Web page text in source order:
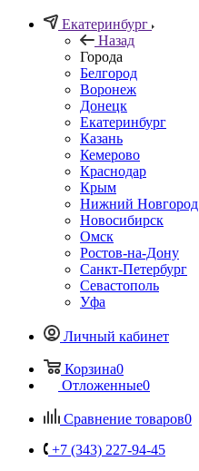
Екатеринбург
Назад
Города
Белгород
Воронеж
Донецк
Екатеринбург
Казань
Кемерово
Краснодар
Крым
Нижний Новгород
Новосибирск
Омск
Ростов-на-Дону
Санкт-Петербург
Севастополь
Уфа
Личный кабинет
Корзина0
Отложенные0
Сравнение товаров0
+7 (343) 227-94-45